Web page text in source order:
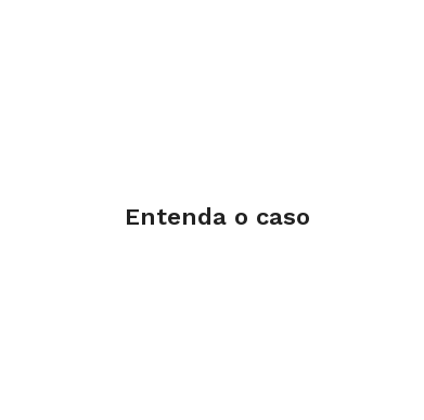
Entenda o caso